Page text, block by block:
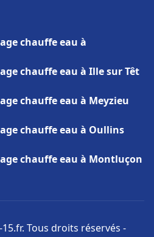
chauffe eau à
chauffe eau à Ille sur Têt
chauffe eau à Meyzieu
chauffe eau à Oullins
chauffe eau à Montluçon
Tous droits réservés -